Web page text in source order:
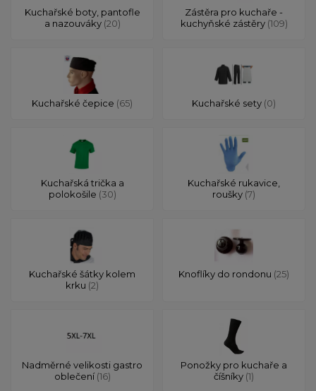
Kuchařské boty, pantofle
a nazouváky (20)
Zástěra pro kuchaře -
kuchyňské zástěry (109)
Kuchařské čepice (65) Kuchařské sety (0)
Kuchařská trička a
polokošile (30)
Kuchařské rukavice,
roušky (7)
Kuchařské šátky kolem
krku (2)
Knoflíky do rondonu (25)
Nadměrné velikosti gastro
oblečení(16)
Ponožky pro kuchaře a
číšníky (1)